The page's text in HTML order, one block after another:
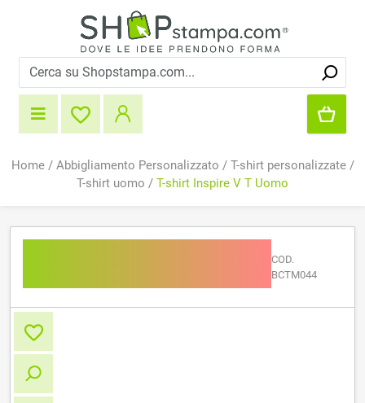
Home/ Abbigliamento Personalizzato / T-shirt personalizzate/
T-shirt uomo / T-shirt Inspire V T Uomo
COD.
BCTM044